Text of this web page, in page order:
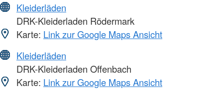
Kleiderläden
DRK-Kleiderladen Rödermark
Karte: Link zur Google Maps Ansicht
Kleiderläden
DRK-Kleiderladen Offenbach
Karte: Link zur Google Maps Ansicht